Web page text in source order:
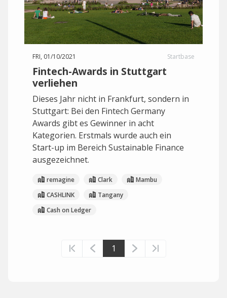
FRI, 01/10/2021 Startbase
Fintech-Awards in Stuttgart
verliehen
Dieses Jahr nicht in Frankfurt, sondern in
Stuttgart: Bei den Fintech Germany
Awards gibt es Gewinner in acht
Kategorien. Erstmals wurde auch ein
Start-up im Bereich Sustainable Finance
ausgezeichnet.
remagine Clark
Mambu
CASHLINK
Tangany
Cash on Ledger
1